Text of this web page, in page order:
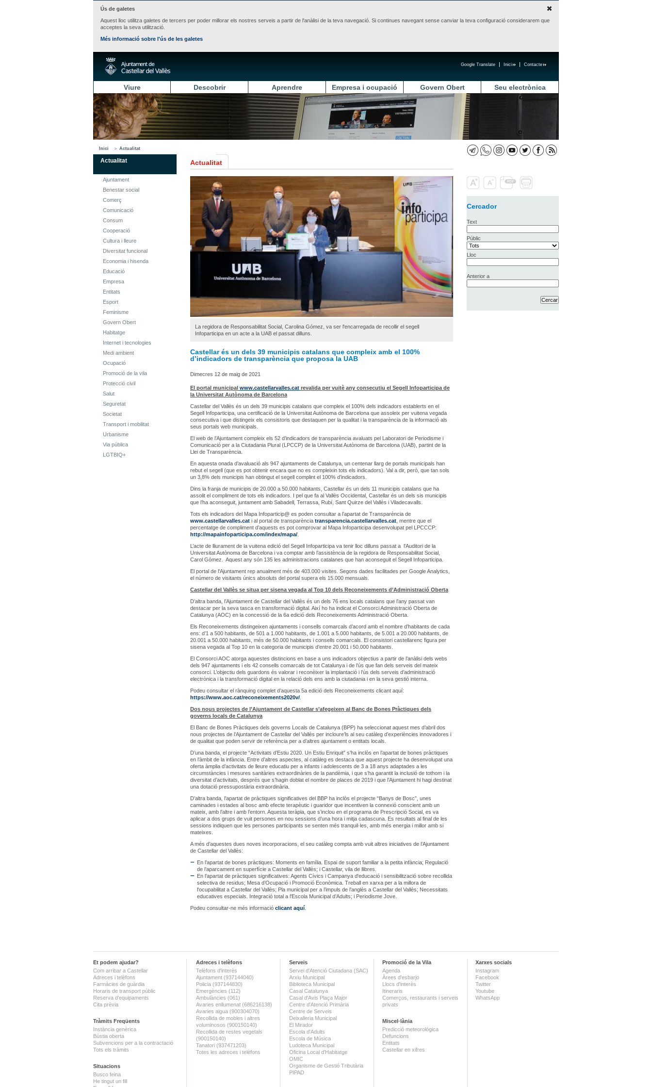
Ús de galetes
Aquest lloc utilitza galetes de tercers per poder millorar els nostres serveis a partir de l'anàlisi de la teva navegació. Si continues navegant sense canviar la teva configuració considerarem que
acceptes la seva utilització.
Més informació sobre l'ús de les galetes
Contacte
Inici
Google Translate
Viure Descobrir Aprendre Empresa i ocupació Govern Obert Seu electrònica
Inici Actualitat
Actualitat
Ajuntament
Benestar social
Comerç
Comunicació
Consum
Cooperació
Cultura i lleure
Diversitat funcional
Economia i hisenda
Educació
Empresa
Entitats
Esport
Feminisme
Govern Obert
Habitatge
Internet i tecnologies
Medi ambient
Ocupació
Promoció de la vila
Protecció civil
Salut
Seguretat
Societat
Transport i mobilitat
Urbanisme
Via pública
LGTBIQ+
Actualitat
La regidora de Responsabilitat Social, Carolina Gómez, va ser l'encarregada de recollir el segell
Infoparticipa en un acte a la UAB el passat dilluns.
Castellar és un dels 39 municipis catalans que compleix amb el 100%
d’indicadors de transparència que proposa la UAB
Dimecres 12 de maig de 2021
El portal municipal www.castellarvalles.cat revalida per vuitè any consecutiu el Segell Infoparticipa de
la Universitat Autònoma de Barcelona
Castellar del Vallès és un dels 39 municipis catalans que compleix el 100% dels indicadors establerts en el
Segell Infoparticipa, una certificació de la Universitat Autònoma de Barcelona que assoleix per vuitena vegada
consecutiva i que distingeix els consistoris que destaquen per la qualitat i la transparència de la informació als
seus portals web municipals.
El web de l’Ajuntament compleix els 52 d’indicadors de transparència avaluats pel Laboratori de Periodisme i
Comunicació per a la Ciutadania Plural (LPCCP) de la Universitat Autònoma de Barcelona (UAB), partint de la
Llei de Transparència.
En aquesta onada d’avaluació als 947 ajuntaments de Catalunya, un centenar llarg de portals municipals han
rebut el segell (que es pot obtenir encara que no es compleixin tots els indicadors). Val a dir, però, que tan sols
un 3,8% dels municipis han obtingut el segell complint el 100% d’indicadors.
Dins la franja de municipis de 20.000 a 50.000 habitants, Castellar és un dels 11 municipis catalans que ha
assolit el compliment de tots els indicadors. I pel que fa al Vallès Occidental, Castellar és un dels sis municipis
que l’ha aconseguit, juntament amb Sabadell, Terrassa, Rubí, Sant Quirze del Vallès i Viladecavalls.
Tots els indicadors del Mapa Infoparticip@ es poden consultar a l’apartat de Transparència de
www.castellarvalles.cat i al portal de transparència transparencia.castellarvalles.cat , mentre que el
percentatge de compliment d’aquests es pot comprovar al Mapa Infoparticipa desenvolupat pel LPCCCP:
http://mapainfoparticipa.com/index/mapa/
L’acte de lliurament de la vuitena edició del Segell Infoparticipa va tenir lloc dilluns passat a l'Auditori de la
Universitat Autònoma de Barcelona i va comptar amb l’assistència de la regidora de Responsabilitat Social,
Carol Gómez. Aquest any són 135 les administracions catalanes que han aconseguit el Segell Infoparticipa.
El portal de l'Ajuntament rep anualment més de 403.000 visites. Segons dades facilitades per Google Analytics,
el número de visitants únics absoluts del portal supera els 15.000 mensuals.
Castellar del Vallès se situa per sisena vegada al Top 10 dels Reconeixements d’Administració Oberta
D’altra banda, l’Ajuntament de Castellar del Vallès és un dels 76 ens locals catalans que l’any passat van
destacar per la seva tasca en transformació digital. Així ho ha indicat el Consorci Administració Oberta de
Catalunya (AOC) en la concessió de la 6a edició dels Reconeixements Administració Oberta.
Els Reconeixements distingeixen ajuntaments i consells comarcals d’acord amb el nombre d’habitants de cada
ens: d’1 a 500 habitants, de 501 a 1.000 habitants, de 1.001 a 5.000 habitants, de 5.001 a 20.000 habitants, de
20.001 a 50.000 habitants, més de 50.000 habitants i consells comarcals. El consistori castellarenc figura per
sisena vegada al Top 10 en la categoria de municipis d’entre 20.001 i 50.000 habitants.
El Consorci AOC atorga aquestes distincions en base a uns indicadors objectius a partir de l’anàlisi dels webs
dels 947 ajuntaments i els 42 consells comarcals de tot Catalunya i de l’ús que fan dels serveis del mateix
consorci. L’objectiu dels guardons és valorar i reconèixer la implantació i l’ús dels serveis d’administració
electrònica i la transformació digital en la relació dels ens amb la ciutadania i en la seva gestió interna.
Podeu consultar el rànquing complet d’aquesta 5a edició dels Reconeixements clicant aquí:
https://www.aoc.cat/reconeixements2020v/
Dos nous projectes de l’Ajuntament de Castellar s’afegeixen al Banc de Bones Pràctiques dels
governs locals de Catalunya
El Banc de Bones Pràctiques dels governs Locals de Catalunya (BPP) ha seleccionat aquest mes d’abril dos
nous projectes de l’Ajuntament de Castellar del Vallès per incloure’ls al seu catàleg d’experiències innovadores i
de qualitat que poden servir de referència per a d’altres ajuntament o entitats locals.
D’una banda, el projecte “Activitats d’Estiu 2020. Un Estiu Enriquit” s’ha inclòs en l’apartat de bones pràctiques
en l’àmbit de la infància. Entre d’altres aspectes, al catàleg es destaca que aquest projecte ha desenvolupat una
oferta àmplia d’activitats de lleure educatiu per a infants i adolescents de 3 a 18 anys adaptades a les
circumstàncies i mesures sanitàries extraordinàries de la pandèmia, i que s’ha garantit la inclusió de tothom i la
diversitat d’activitats, després que s’hagin doblat el nombre de places de 2019 i que l’Ajuntament hi hagi destinat
una dotació pressupostària extraordinària.
D’altra banda, l’apartat de pràctiques significatives del BBP ha inclòs el projecte “Banys de Bosc”, unes
caminades i estades al bosc amb efecte terapèutic i guaridor que incentiven la connexió conscient amb un
mateix, amb l’altre i amb l’entorn. Aquesta teràpia, que s’inclou en el programa de Prescripció Social, es va
aplicar a dos grups de vuit persones en nou sessions d’una hora i mitja cadascuna. Es resultats al final de les
sessions indiquen que les persones participants se senten més tranquil·les, amb més energia i millor amb si
mateixes.
A més d’aquestes dues noves incorporacions, el seu catàleg compta amb vuit altres iniciatives de l’Ajuntament
de Castellar del Vallès:
En l’apartat de bones pràctiques: Moments en família. Espai de suport familiar a la petita infància; Regulació
de l’aparcament en superfície a Castellar del Vallès; i Castellar, vila de llibres.
En l’apartat de pràctiques significatives: Agents Cívics i Campanya d'educació i sensibilització sobre recollida
selectiva de residus; Mesa d’Ocupació i Promoció Econòmica. Treball en xarxa per a la millora de
l'ocupabilitat a Castellar del Vallès; Pla municipal per a l’impuls de l’anglès a Castellar del Vallès; Necessitats
educatives especials. Integració total a l'Escola Municipal d’Adults; i Periodisme Jove.
Podeu consultar-ne més informació clicant aquí
Cercador
Text
Públic
Lloc
Anterior a
Et podem ajudar?
Com arribar a Castellar
Adreces i telèfons
Farmàcies de guàrdia
Horaris de transport públic
Reserva d'equipaments
Cita prèvia
Tràmits Freqüents
Instància genèrica
Bústia oberta
Subvencions per a la contractació
Tots els tràmits
Situacions
Busco feina
He tingut un fill
Adreces i telèfons
Telèfons d'interès
Ajuntament (937144040)
Policia (937144830)
Emergències (112)
Ambulàncies (061)
Avaries enllumenat (686216138)
Avaries aigua (900304070)
Recollida de mobles i altres
voluminosos (900150140)
Recollida de restes vegetals
(900150140)
Tanatori (937471203)
Totes les adreces i telèfons
Serveis
Servei d'Atenció Ciutadana (SAC)
Arxiu Municipal
Biblioteca Municipal
Casal Catalunya
Casal d'Avis Plaça Major
Centre d'Atenció Primària
Centre de Serveis
Deixalleria Municipal
El Mirador
Escola d'Adults
Escola de Música
Ludoteca Municipal
Oficina Local d'Habitatge
OMIC
Organisme de Gestió Tributària
PIPAD
Promoció de la Vila
Agenda
Àrees d'esbarjo
Llocs d'interès
Itineraris
Comerços, restaurants i serveis
privats
Miscel·lània
Predicció meteorològica
Defuncions
Entitats
Castellar en xifres
Xarxes socials
Instagram
Facebook
Twitter
Youtube
WhatsApp